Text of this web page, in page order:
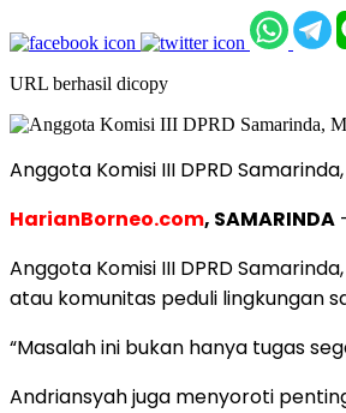
URL berhasil dicopy
Anggota Komisi III DPRD
HarianBorneo.com, SAMARINDA
Anggota Komisi III DPRD
atau komunitas peduli lingkungan
“Masalah ini bukan hanya tugas
Andriansyah juga menyoroti